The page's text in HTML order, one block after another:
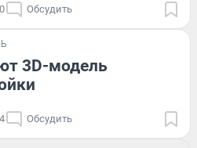
Обсудить
3D-модель
Обсудить